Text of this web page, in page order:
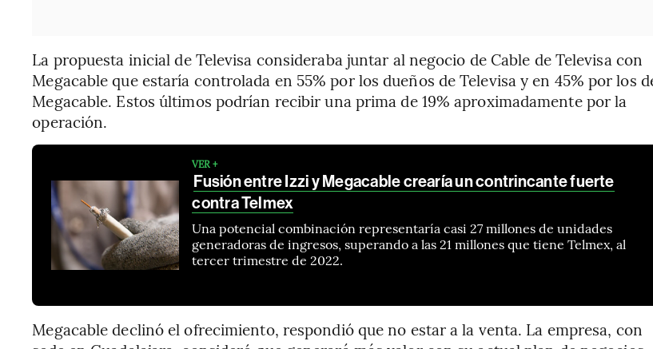
La propuesta inicial de Televisa consideraba juntar al negocio de Cable de Televisa con
Megacable que estaría controlada en 55% por los dueños de Televisa y en 45% por los
Megacable. Estos últimos podrían recibir una prima de 19% aproximadamente por la
operación.
VER +
Fusión entre Izzi y Megacable crearía un contrincante fuerte
contra Telmex
Una potencial combinación representaría casi 27 millones de unidades
generadoras de ingresos, superando a las 21 millones que tiene Telmex, al
tercer trimestre de 2022.
Megacable declinó el ofrecimiento, respondió que no estar a la venta. La empresa, con